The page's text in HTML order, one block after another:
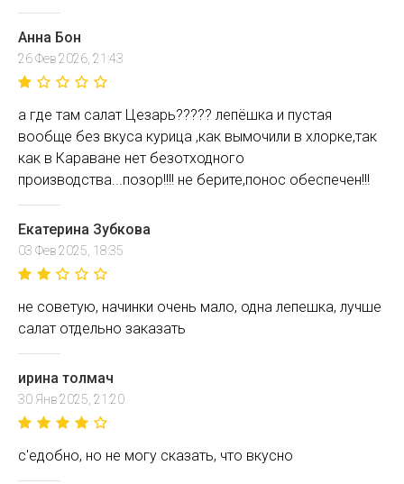
Анна Бон
26 Фев 2026, 21:43
а где там салат Цезарь????? лепёшка и пустая
вообще без вкуса курица ,как вымочили в хлорке,так
как в Караване нет безотходного
производства...позор!!!! не берите,понос обеспечен!!!
Екатерина Зубкова
03 Фев 2025, 18:35
не советую, начинки очень мало, одна лепешка, лучше
салат отдельно заказать
ирина толмач
30 Янв 2025, 21:20
с'едобно, но не могу сказать, что вкусно